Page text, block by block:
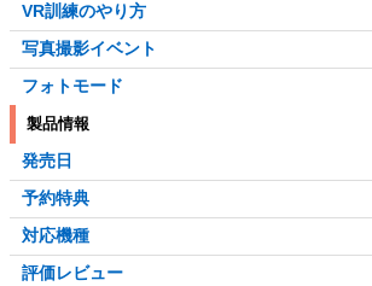
VR訓練のやり方
写真撮影イベント
フォトモード
製品情報
発売日
予約特典
対応機種
評価レビュー